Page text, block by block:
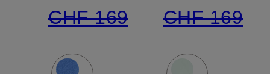
CHF 169
CHF 169